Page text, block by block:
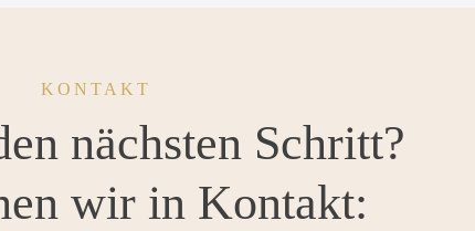
KONTAKT
nächsten Schritt?
wir in Kontakt: